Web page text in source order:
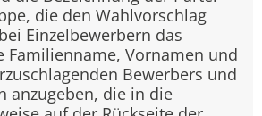
die den Wahlvorschlag
Einzelbewerbern das
Familienname, Vornamen und
Bewerbers und
anzugeben, die in die